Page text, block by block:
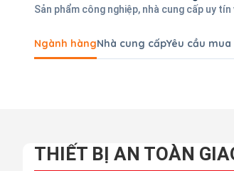
Sản phẩm công nghiệp, nhà cung cấp uy
Ngành hàngNhà cung cấpYêu cầu mua
THIẾT BỊ AN TOÀN